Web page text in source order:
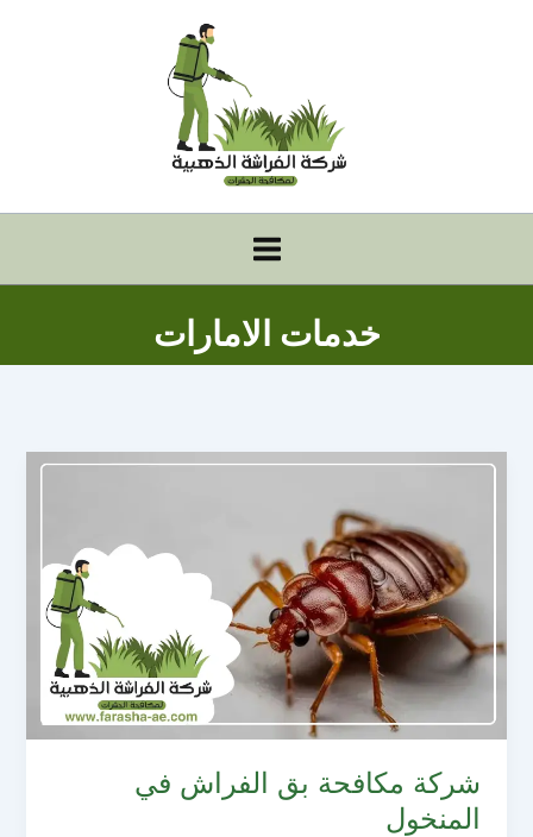
خدمات الامارات
شركة مكافحة بق الفراش في
المنخول